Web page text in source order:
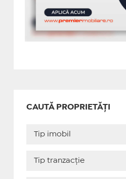
CAUTĂ PROPRIETĂȚI